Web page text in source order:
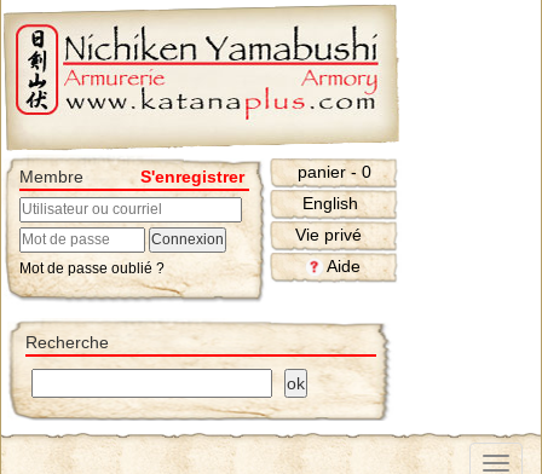
Membre S'enregistrer
Mot de passe oublié ?
panier - 0
English
Vie privé
Aide
Recherche
Menu